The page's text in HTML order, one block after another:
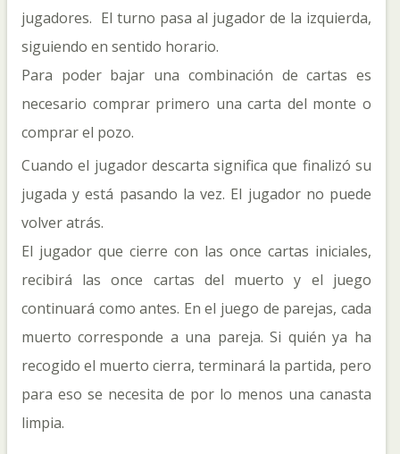
jugadores. El turno pasa al jugador de la izquierda,
siguiendo en sentido horario.
Para poder bajar una combinación de cartas es
necesario comprar primero una carta del monte o
comprar el pozo.
Cuando el jugador descarta significa que finalizó su
jugada y está pasando la vez. El jugador no puede
volver atrás.
El jugador que cierre con las once cartas iniciales,
recibirá las once cartas del muerto y el juego
continuará como antes. En el juego de parejas, cada
muerto corresponde a una pareja. Si quién ya ha
recogido el muerto cierra, terminará la partida, pero
para eso se necesita de por lo menos una canasta
limpia.